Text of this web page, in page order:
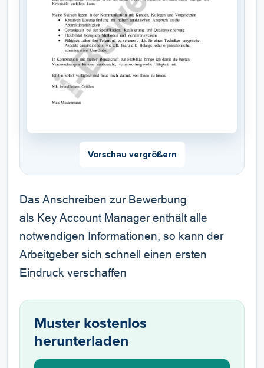
Vorschau vergrößern
Das Anschreiben zur Bewerbung
als Key Account Manager enthält alle
notwendigen Informationen, so kann der
Arbeitgeber sich schnell einen ersten
Eindruck verschaffen
Muster kostenlos
herunterladen